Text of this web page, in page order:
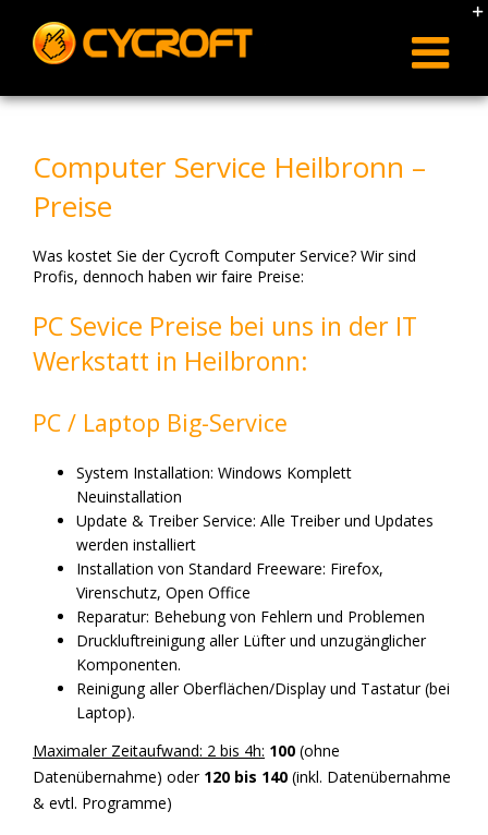
content
Computer Service Heilbronn –
Preise
Was kostet Sie der Cycroft Computer Service? Wir sind
Profis, dennoch haben wir faire Preise:
PC Sevice Preise bei uns in der IT
Werkstatt in Heilbronn:
PC / Laptop Big-Service
System Installation: Windows Komplett
Neuinstallation
Update & Treiber Service: Alle Treiber und Updates
werden installiert
Installation von Standard Freeware: Firefox,
Virenschutz, Open Office
Reparatur: Behebung von Fehlern und Problemen
Druckluftreinigung aller Lüfter und unzugänglicher
Komponenten.
Reinigung aller Oberflächen/Display und Tastatur (bei
Laptop).
Maximaler Zeitaufwand: 2 bis 4h: 100 (ohne
Datenübernahme) oder 120 bis 140 (inkl. Datenübernahme
& evtl. Programme)